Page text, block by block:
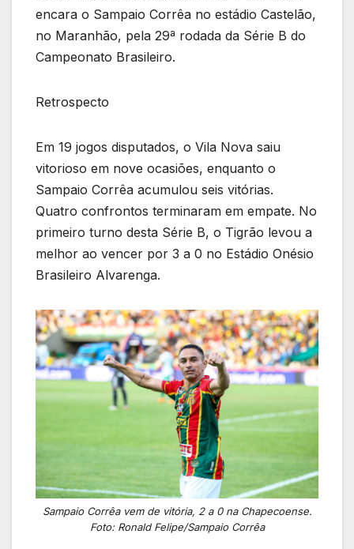
b
o
k
A
p
a
m
dI
n
st
e
encara o Sampaio Corrêa no estádio Castelão,
no Maranhão, pela 29ª rodada da Série B do
Campeonato Brasileiro.
Retrospecto
Em 19 jogos disputados, o Vila Nova saiu
vitorioso em nove ocasiões, enquanto o
Sampaio Corrêa acumulou seis vitórias.
Quatro confrontos terminaram em empate. No
primeiro turno desta Série B, o Tigrão levou a
melhor ao vencer por 3 a 0 no Estádio Onésio
Brasileiro Alvarenga.
Sampaio Corrêa vem de vitória, 2 a 0 na Chapecoense.
Foto: Ronald Felipe/Sampaio Corrêa